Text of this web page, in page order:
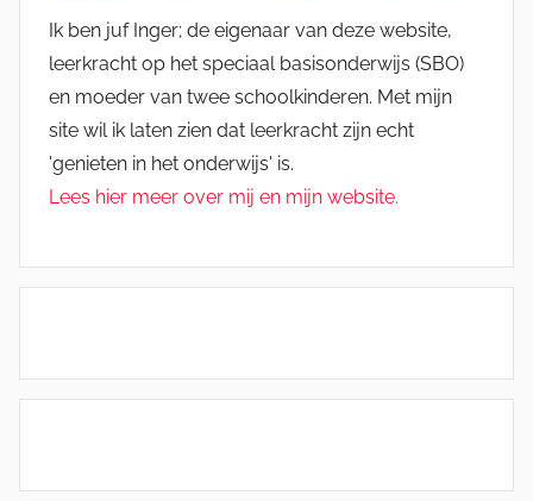
Ik ben juf Inger; de eigenaar van deze website,
leerkracht op het speciaal basisonderwijs (SBO)
en moeder van twee schoolkinderen. Met mijn
site wil ik laten zien dat leerkracht zijn echt
'genieten in het onderwijs' is.
Lees hier meer over mij en mijn website.